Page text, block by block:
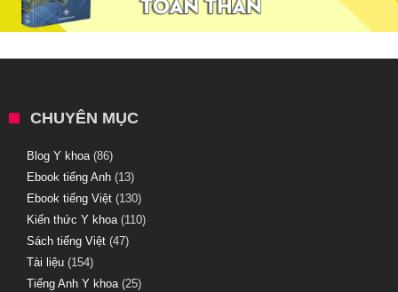
CHUYÊN MỤC
Blog Y khoa(86)
Ebook tiếng Anh (13)
Ebook tiếng Việt (130)
Kiến thức Y khoa(110)
Sách tiếng Việt (47)
Tài liệu (154)
Tiếng Anh Y khoa(25)